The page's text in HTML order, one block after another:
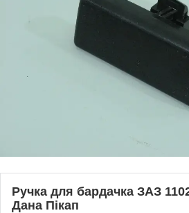
Ручка для бардачка ЗАЗ
Дана Пікап